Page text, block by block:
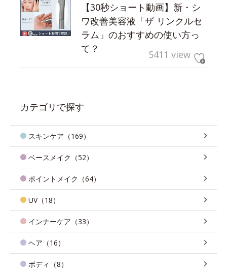
【30秒ショート動画】新・シ
ワ改善美容液「ザ リンクルセ
ラム」のおすすめの使い方っ
て？
5411 view
カテゴリで探す
スキンケア（169）
ベースメイク（52）
ポイントメイク（64）
UV（18）
インナーケア（33）
ヘア（16）
ボディ（8）